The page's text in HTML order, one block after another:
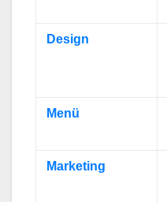
Design
Menü
Marketing